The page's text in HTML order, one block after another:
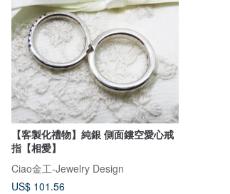
【客製化禮物】純銀 側面鏤空愛心戒
指【相愛】
Ciao金工-Jewelry Design
US$ 101.56